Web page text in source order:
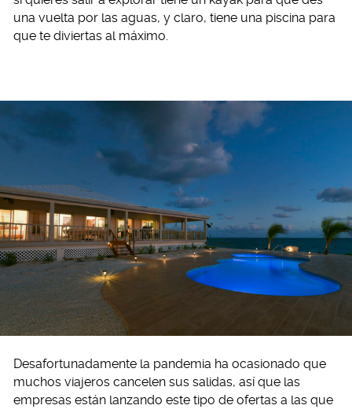
una vuelta por las aguas, y claro, tiene una piscina para
que te diviertas al máximo.
Desafortunadamente la pandemia ha ocasionado que
muchos viajeros cancelen sus salidas, así que las
empresas están lanzando este tipo de ofertas a las que